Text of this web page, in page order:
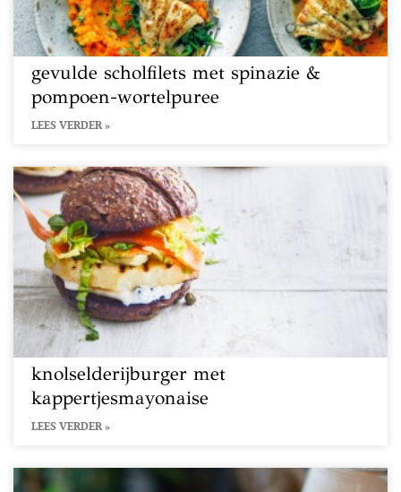
gevulde scholfilets met spinazie &
pompoen-wortelpuree
LEES VERDER »
knolselderijburger met
kappertjesmayonaise
LEES VERDER »